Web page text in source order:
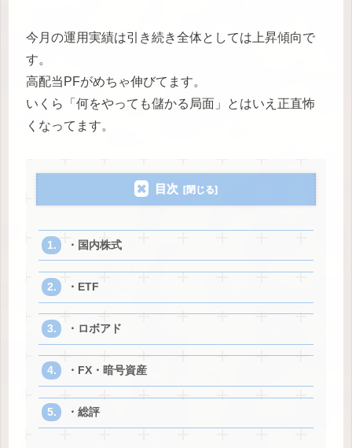
今月の運用実績は引き続き全体としては上昇傾向で
す。
高配当PFがめちゃ伸びてます。
いくら「何をやっても儲かる局面」とはいえ正直怖
くなってます。
目次
・国内株式
・ETF
・ロボアド
・FX・暗号資産
・総評